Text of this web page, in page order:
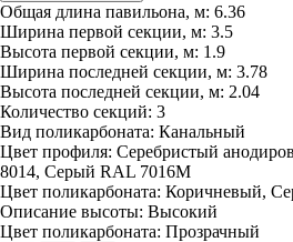
Общая длина павильона, м: 6.36
Ширина первой секции, м: 3.5
Высота первой секции, м: 1.9
Ширина последней секции, м: 3.78
Высота последней секции, м: 2.04
Количество секций: 3
Вид поликарбоната: Канальный
Цвет профиля: Серебристый
8014, Серый RAL 7016M
Цвет поликарбоната: Коричневый,
Описание высоты: Высокий
Цвет поликарбоната: Прозрачный